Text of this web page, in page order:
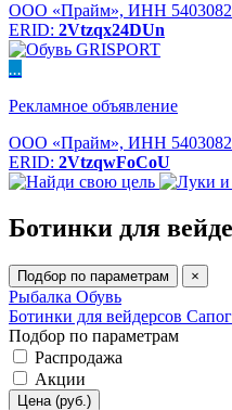
ООО «Прайм», ИНН
ERID: 2Vtzqx24DUn
...
Рекламное объявление
ООО «Прайм», ИНН
ERID: 2VtzqwFoCoU
Ботинки для
Подбор по параметрам ×
Рыбалка Обувь
Ботинки для вейдерсов
Подбор по параметрам
Распродажа
Акции
Цена (руб.)